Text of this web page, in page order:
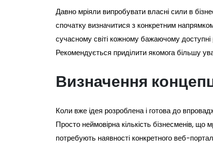
Давно мріяли випробувати власні сили в
спочатку визначитися з конкретним
сучасному світі кожному бажаючому доступні
Рекомендується приділити якомога більшу
Визначення
Коли вже ідея розроблена і готова до
Просто неймовірна кількість бізнесменів, що
потребують наявності конкретного веб-